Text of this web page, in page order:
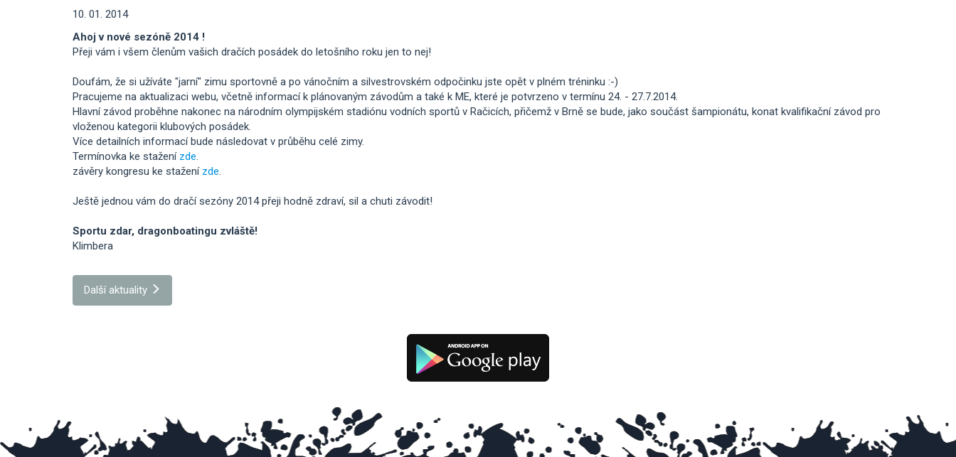
10. 01. 2014
Ahoj v nové sezóně 2014 !
Přeji vám i všem členům vašich dračích posádek do letošního roku jen to nej!
Doufám, že si užíváte "jarní" zimu sportovně a po vánočním a silvestrovském odpočinku jste opět v plném tréninku :-)
Pracujeme na aktualizaci webu, včetně informací k plánovaným závodům a také k ME, které je potvrzeno v termínu 24. - 27.7.2014.
Hlavní závod proběhne nakonec na národním olympijském stadiónu vodních sportů v Račicích, přičemž v Brně se bude, jako součást šampionátu, konat kvalifikační závod pro
vloženou kategorii klubových posádek.
Více detailních informací bude následovat v průběhu celé zimy.
Termínovka ke stažení zde
závěry kongresu ke stažení zde
Ještě jednou vám do dračí sezóny 2014 přeji hodně zdraví, sil a chuti závodit!
Sportu zdar, dragonboatingu zvláště!
Klimbera
Další aktuality